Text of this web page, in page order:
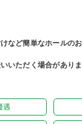
など簡単なホールの
いただく場合があり
遇